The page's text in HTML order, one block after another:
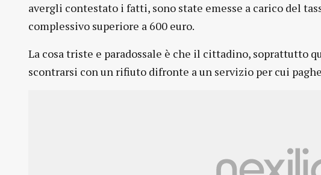
avergli contestato i fatti, sono state emesse a carico del
complessivo superiore a 600 euro.
La cosa triste e paradossale è che il cittadino, soprattutto
scontrarsi con un rifiuto difronte a un servizio per cui